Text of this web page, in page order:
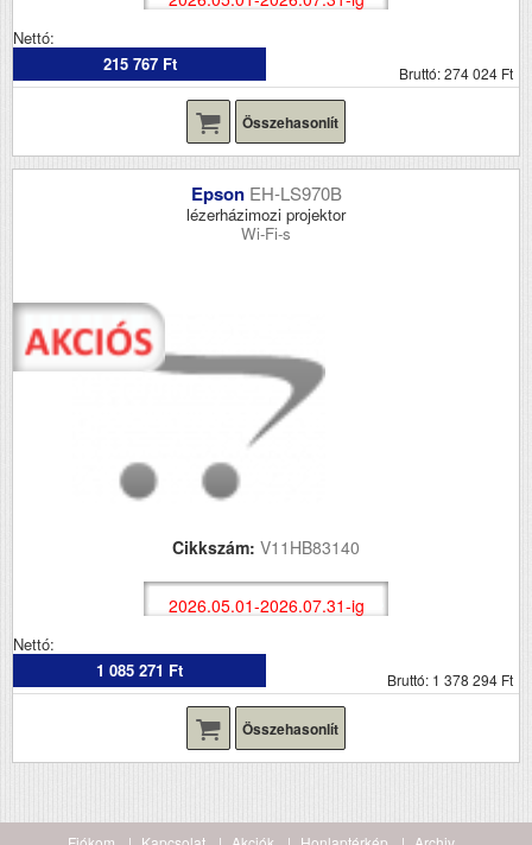
Nettó:
215 767 Ft
Bruttó: 274 024 Ft
Összehasonlít
Epson EH-LS970B
lézerházimozi projektor
Wi-Fi-s
Cikkszám: V11HB83140
2026.05.01-2026.07.31-ig
Nettó:
1 085 271 Ft
Bruttó: 1 378 294 Ft
Összehasonlít